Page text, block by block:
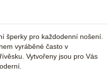
šperky pro každodenní nošení.
vyráběné často v
Vytvořeny jsou pro Vás